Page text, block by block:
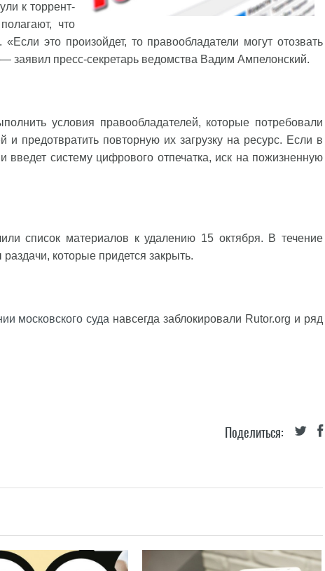
к торрент-
что
это произойдет, то правообладатели могут отозвать
заявил пресс-секретарь ведомства Вадим Ампелонский.
условия правообладателей, которые потребовали
предотвратить повторную их загрузку на ресурс. Если в
введет систему цифрового отпечатка, иск на пожизненную
список материалов к удалению 15 октября. В течение
которые придется закрыть.
московского суда навсегда заблокировали Rutor.org и ряд
Поделиться: